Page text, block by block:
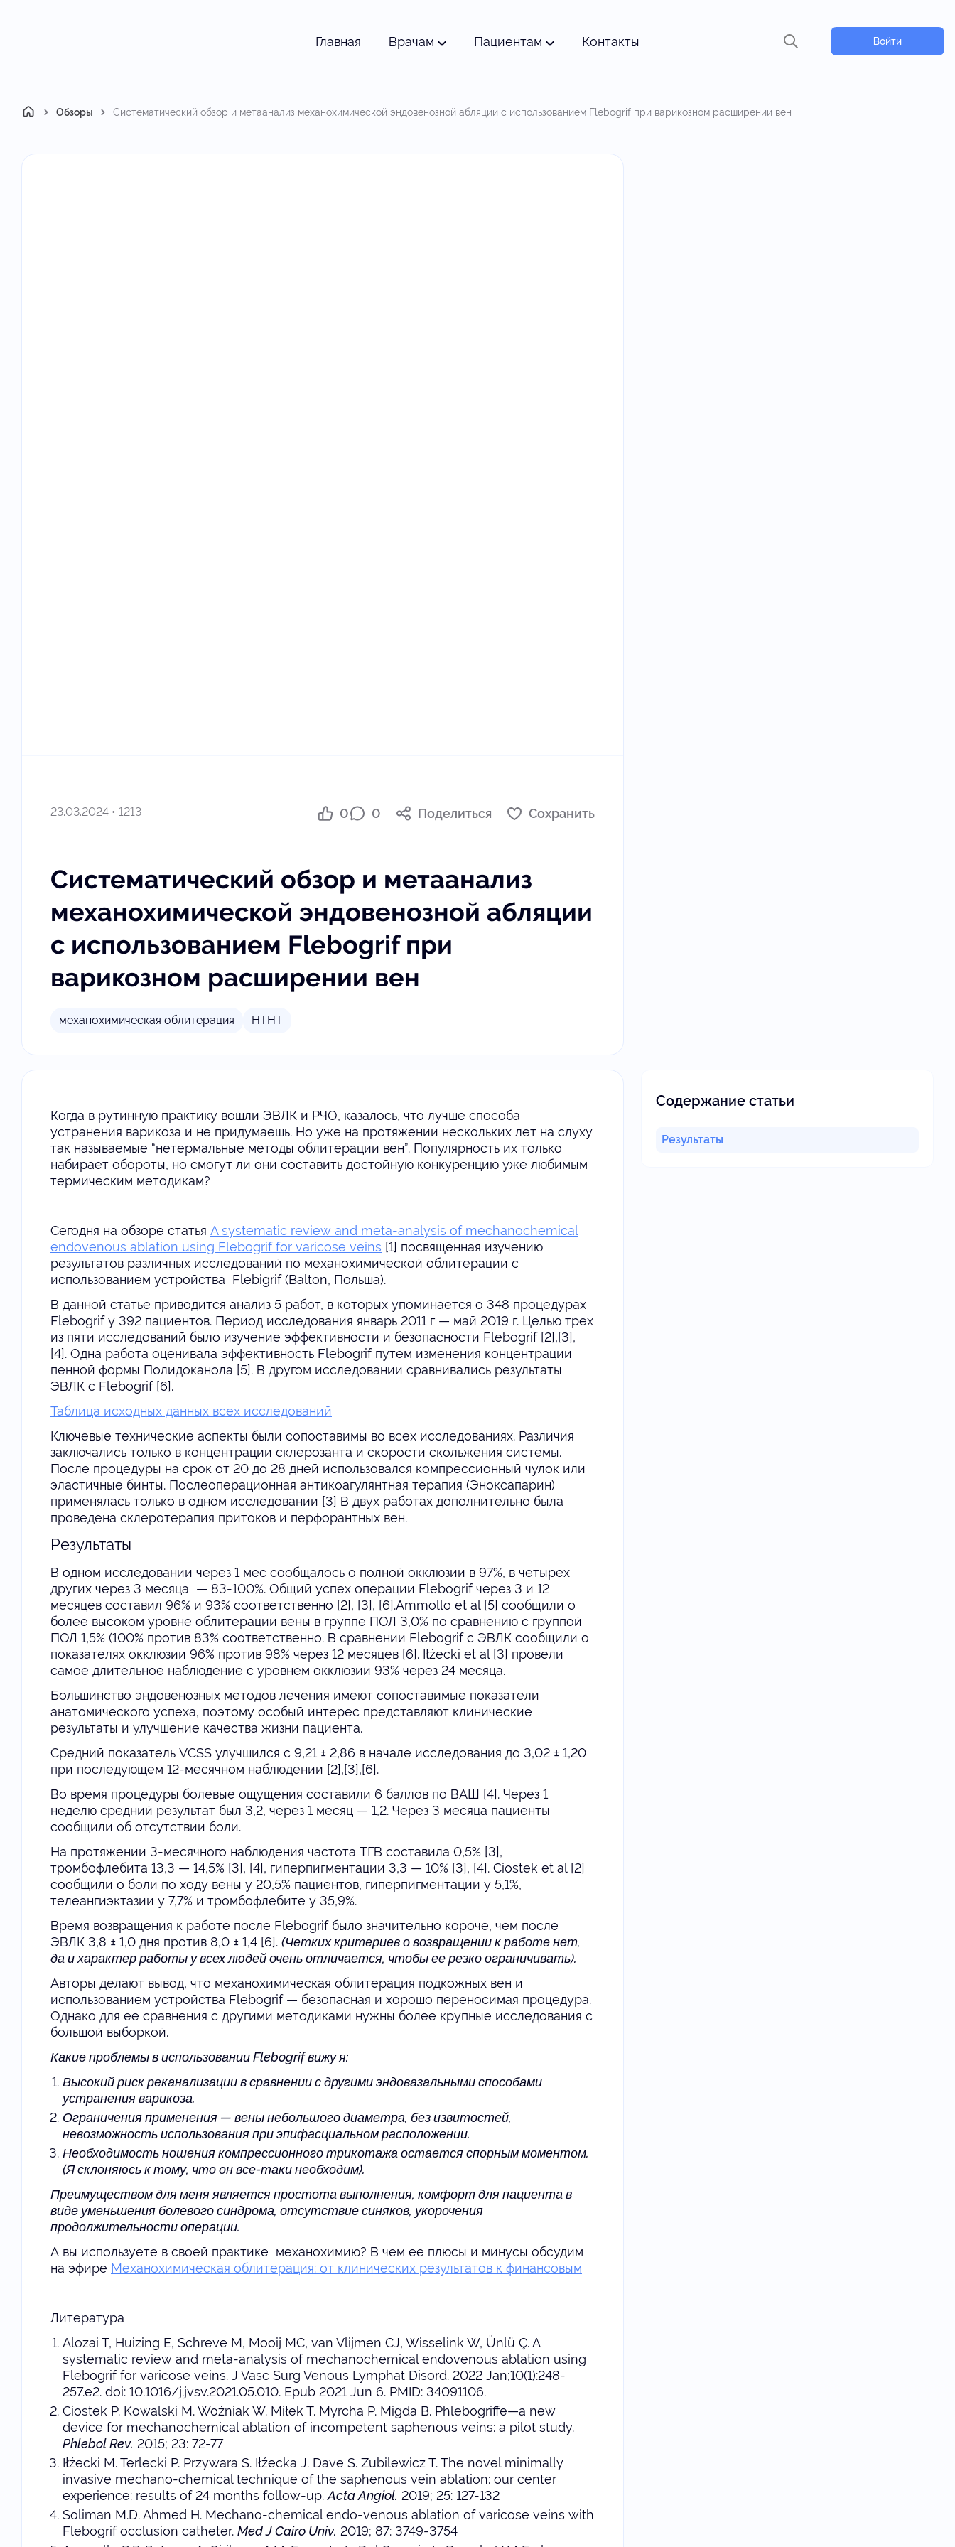
Главная Врачам Пациентам Контакты Войти
ГлавнаяОбзоры Систематический обзор и метаанализ механохимической эндовенозной абляции с использованием Flebogrif при варикозном расширении вен
23.03.2024 • 1213 0 0 Поделиться Сохранить
Систематический обзор и метаанализ
механохимической эндовенозной абляции
с использованием Flebogrif при
варикозном расширении вен
механохимическая облитерация НТНТ
Когда в рутинную практику вошли ЭВЛК и РЧО, казалось, что лучше способа
устранения варикоза и не придумаешь. Но уже на протяжении нескольких лет на слуху
так называемые “нетермальные методы облитерации вен”. Популярность их только
набирает обороты, но смогут ли они составить достойную конкуренцию уже любимым
термическим методикам?
Сегодня на обзоре статья A systematic review and meta-analysis of mechanochemical
endovenous ablation using Flebogrif for varicose veins [1] посвященная изучению
результатов различных исследований по механохимической облитерации с
использованием устройства Flebigrif (Balton, Польша).
В данной статье приводится анализ 5 работ, в которых упоминается о 348 процедурах
Flebogrif у 392 пациентов. Период исследования январь 2011 г — май 2019 г. Целью трех
из пяти исследований было изучение эффективности и безопасности Flebogrif [2],[3],
[4]. Одна работа оценивала эффективность Flebogrif путем изменения концентрации
пенной формы Полидоканола [5]. В другом исследовании сравнивались результаты
ЭВЛК с Flebogrif [6].
Таблица исходных данных всех исследований
Ключевые технические аспекты были сопоставимы во всех исследованиях. Различия
заключались только в концентрации склерозанта и скорости скольжения системы.
После процедуры на срок от 20 до 28 дней использовался компрессионный чулок или
эластичные бинты. Послеоперационная антикоагулянтная терапия (Эноксапарин)
применялась только в одном исследовании [3] В двух работах дополнительно была
проведена склеротерапия притоков и перфорантных вен.
Результаты
В одном исследовании через 1 мес сообщалось о полной окклюзии в 97%, в четырех
других через 3 месяца — 83-100%. Общий успех операции Flebogrif через 3 и 12
месяцев составил 96% и 93% соответственно [2], [3], [6].Ammollo et al [5] сообщили о
более высоком уровне облитерации вены в группе ПОЛ 3,0% по сравнению с группой
ПОЛ 1,5% (100% против 83% соответственно. В сравнении Flebogrif с ЭВЛК сообщили о
показателях окклюзии 96% против 98% через 12 месяцев [6]. Iłźecki et al [3] провели
самое длительное наблюдение с уровнем окклюзии 93% через 24 месяца.
Большинство эндовенозных методов лечения имеют сопоставимые показатели
анатомического успеха, поэтому особый интерес представляют клинические
результаты и улучшение качества жизни пациента.
Средний показатель VCSS улучшился с 9,21 ± 2,86 в начале исследования до 3,02 ± 1,20
при последующем 12-месячном наблюдении [2],[3],[6].
Во время процедуры болевые ощущения составили 6 баллов по ВАШ [4]. Через 1
неделю средний результат был 3,2, через 1 месяц — 1,2. Через 3 месяца пациенты
сообщили об отсутствии боли.
На протяжении 3-месячного наблюдения частота ТГВ составила 0,5% [3],
тромбофлебита 13,3 — 14,5% [3], [4], гиперпигментации 3,3 — 10% [3], [4]. Ciostek et al [2]
сообщили о боли по ходу вены у 20,5% пациентов, гиперпигментации у 5,1%,
телеангиэктазии у 7,7% и тромбофлебите у 35,9%.
Время возвращения к работе после Flebogrif было значительно короче, чем после
ЭВЛК 3,8 ± 1,0 дня против 8,0 ± 1,4 [6]. (Четких критериев о возвращении к работе нет,
да и характер работы у всех людей очень отличается, чтобы ее резко ограничивать).
Авторы делают вывод, что механохимическая облитерация подкожных вен и
использованием устройства Flebogrif — безопасная и хорошо переносимая процедура.
Однако для ее сравнения с другими методиками нужны более крупные исследования с
большой выборкой.
Какие проблемы в использовании Flebogrif вижу я:
Высокий риск реканализации в сравнении с другими эндовазальными способами
устранения варикоза.
Ограничения применения — вены небольшого диаметра, без извитостей,
невозможность использования при эпифасциальном расположении.
Необходимость ношения компрессионного трикотажа остается спорным моментом.
(Я склоняюсь к тому, что он все-таки необходим).
Преимуществом для меня является простота выполнения, комфорт для пациента в
виде уменьшения болевого синдрома, отсутствие синяков, укорочения
продолжительности операции.
А вы используете в своей практике механохимию? В чем ее плюсы и минусы обсудим
на эфире Механохимическая облитерация: от клинических результатов к финансовым
Литература
Alozai T, Huizing E, Schreve M, Mooij MC, van Vlijmen CJ, Wisselink W, Ünlü Ç. A
systematic review and meta-analysis of mechanochemical endovenous ablation using
Flebogrif for varicose veins. J Vasc Surg Venous Lymphat Disord. 2022 Jan;10(1):248-
257.e2. doi: 10.1016/j.jvsv.2021.05.010. Epub 2021 Jun 6. PMID: 34091106.
Ciostek P. Kowalski M. Woźniak W. Miłek T. Myrcha P. Migda B. Phlebogriffe—a new
device for mechanochemical ablation of incompetent saphenous veins: a pilot study.
Phlebol Rev. 2015; 23: 72-77
Iłźecki M. Terlecki P. Przywara S. Iłźecka J. Dave S. Zubilewicz T. The novel minimally
invasive mechano-chemical technique of the saphenous vein ablation: our center
experience: results of 24 months follow-up. Acta Angiol. 2019; 25: 127-132
Soliman M.D. Ahmed H. Mechano-chemical endo-venous ablation of varicose veins with
Flebogrif occlusion catheter. Med J Cairo Univ. 2019; 87: 3749-3754
Содержание статьи
Результаты